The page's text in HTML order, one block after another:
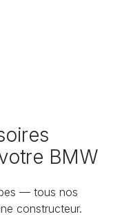
BMW
— tous nos
constructeur.